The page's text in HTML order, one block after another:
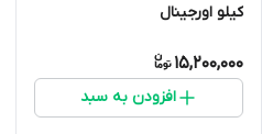
کیلو اورجینال
15,200,000
افزودن به سبد